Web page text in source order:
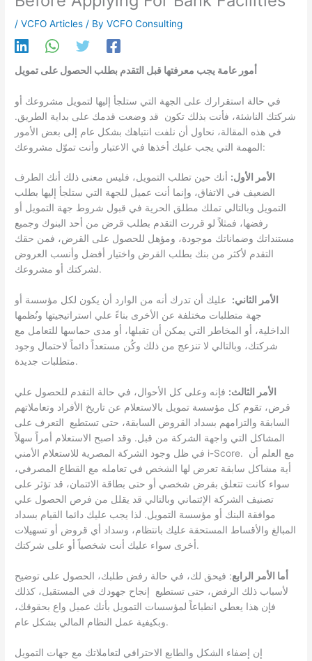
/VCFO Articles / ByVCFO Consulting
أمور عامة يجب معرفتها قبل التقدم بطلب الحصول على تمويل
في حالة استقرارك على الجهة التي ستلجأ إليها لتمويل مشروعك أو
شركتك الناشئة، فأنت بذلك تكون قد وضعت قدمك على بداية الطريق.
في هذه المقالة، نحاول أن نلفت انتباهك بشكل عام إلى بعض الأمور
المهمة التي يجب عليك أخذها في الاعتبار وأنت تموّل مشروعك:
الأمر الأول: أنك حين تطلب التمويل، فليس معنى ذلك أنك الطرف
الضعيف في الاتفاق، وإنما أنت عميل للجهة التي ستلجأ إليها بطلب
التمويل وبالتالي تملك مطلق الحرية في قبول شروط جهة التمويل أو
رفضها، فمثلاً لو قررت التقدم بطلب قرض من أحد البنوك وجميع
مستنداتك وضماناتك موجودة، ومؤهل للحصول على القرض، فمن حقك
التقدم لأكثر من بنك بطلب القرض واختيار أفضل وأنسب العروض
لشركتك أو مشروعك.
الأمر الثاني: عليك أن تدرك أنه من الوارد أن يكون لكل مؤسسة أو
جهة متطلبات مختلفة عن الأخرى بناءً علي استراتيجيتها ونُظمها
الداخلية، أو المخاطر التي يمكن أن تقبلها، أو مدى حماسها للتعامل مع
شركتك، وبالتالي لا تنزعج من ذلك وكُن مستعداً دائماً لاحتمال وجود
متطلبات جديدة.
الأمر الثالث: فإنه وعلى كل الأحوال، في حالة التقدم للحصول علي
قرض، تقوم كل مؤسسة تمويل بالاستعلام عن تاريخ الأفراد وتعاملاتهم
السابقة والتزامهم بسداد القروض السابقة، حتى تستطيع التعرف على
المشاكل التي واجهة الشركة من قبل. وقد اصبح الاستعلام أمراً سهلاً
في ظل وجود الشركة المصرية للاستعلام الأمني i-Score. مع العلم أن
أية مشاكل سابقة تعرض لها الشخص في تعامله مع القطاع المصرفي،
سواء كانت تتعلق بقرض شخصي أو حتى بطاقة الائتمان، قد تؤثر على
تصنيف الشركة الإئتماني وبالتالي قد يقلل من فرص الحصول علي
موافقة البنك أو مؤسسة التمويل. لذا يجب عليك دائما القيام بسداد
المبالغ والأقساط المستحقة عليك بانتظام، وسداد أي قروض أو تسهيلات
أخرى سواء عليك أنت شخصياً أو على شركتك.
أما الأمر الرابع: فيحق لك، في حالة رفض طلبك، الحصول على توضيح
لأسباب ذلك الرفض، حتى تستطيع إنجاح جهودك في المستقبل، كذلك
فإن هذا يعطي انطباعاً لمؤسسات التمويل بأنك عميل واع بحقوقك،
وبكيفية عمل النظام المالي بشكل عام.
إن إضفاء الشكل والطابع الاحترافي لتعاملاتك مع جهات التمويل